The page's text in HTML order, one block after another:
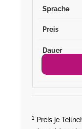
¹ Preis je